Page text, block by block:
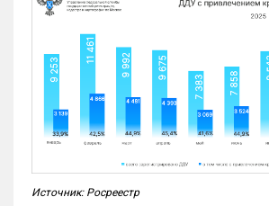
Источник: Росреестр